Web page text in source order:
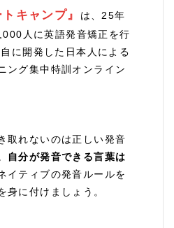
キャンプ』
は、25年
人に英語発音矯正を行
に開発した日本人による
ング集中特訓オンライン
取れないのは正しい発音
自分が発音できる言葉は
イティブの発音ルールを
身に付けましょう。